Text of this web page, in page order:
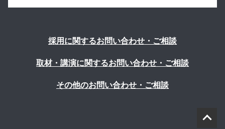
採用に関するお問い合わせ・ご相談
取材・講演に関するお問い合わせ・ご相談
その他のお問い合わせ・ご相談